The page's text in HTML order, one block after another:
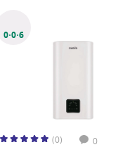
0·0·6
(0) 0